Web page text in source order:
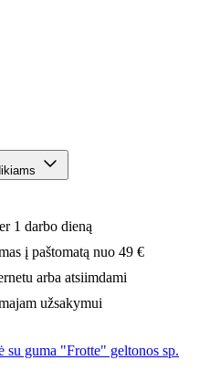
1 darbo dieną
į paštomatą nuo 49 €
arba atsiimdami
užsakymui
su guma "Frotte" geltonos sp.